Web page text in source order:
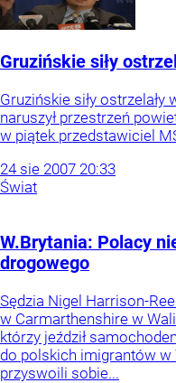
Gruzińskie siły
Gruzińskie siły
naruszył przestrzeń
w piątek przedstawiciel
24 sie 2007 20:33
Świat
W.Brytania: Polacy
drogowego
Sędzia Nigel Harrison-
w Carmarthenshire w
którzy jeździł
do polskich imigrantów w
przyswoili sobie...